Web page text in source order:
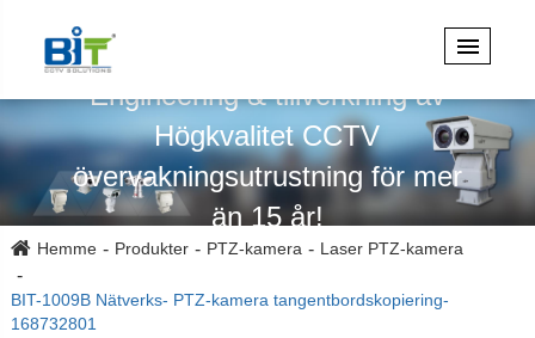
Engineering & tillverkning av
Högkvalitet CCTV
övervakningsutrustning för mer
än 15 år!
Hemme Produkter PTZ-kamera Laser PTZ-kamera
BIT-1009B Nätverks- PTZ-kamera tangentbordskopiering-
168732801